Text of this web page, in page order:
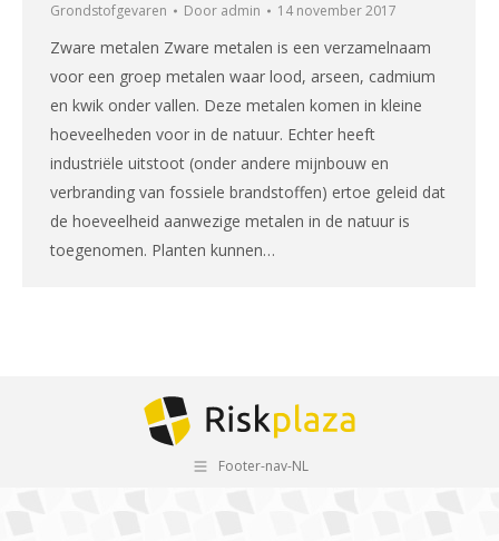
Grondstofgevaren Door admin 14 november 2017
Zware metalen Zware metalen is een verzamelnaam
voor een groep metalen waar lood, arseen, cadmium
en kwik onder vallen. Deze metalen komen in kleine
hoeveelheden voor in de natuur. Echter heeft
industriële uitstoot (onder andere mijnbouw en
verbranding van fossiele brandstoffen) ertoe geleid dat
de hoeveelheid aanwezige metalen in de natuur is
toegenomen. Planten kunnen…
Footer-nav-NL